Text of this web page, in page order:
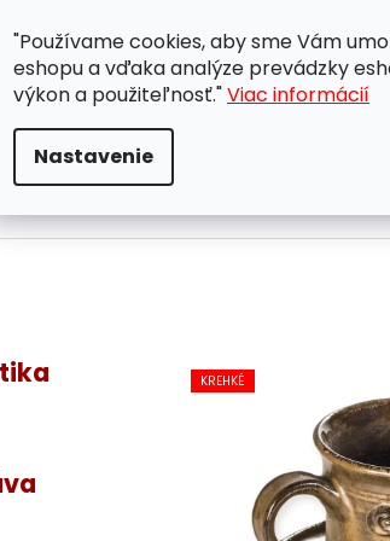
"Používame cookies, aby sme Vám
eshopu a vďaka analýze prevádzky
výkon a použiteľnosť."Viac informácií
Nastavenie
ZÁKAZNÍCKA PODPORA OBCHODNÉ
KREHKÉ